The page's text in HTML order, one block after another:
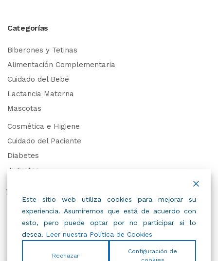
Categorías
Biberones y Tetinas
Alimentación Complementaria
Cuidado del Bebé
Lactancia Materna
Mascotas
Cosmética e Higiene
Cuidado del Paciente
Diabetes
Juguetes
Trabaja con Nosotros
Este sitio web utiliza cookies para mejorar su
experiencia. Asumiremos que está de acuerdo con
esto, pero puede optar por no participar si lo
desea. Leer nuestra Política de Cookies
Rechazar
Configuración de